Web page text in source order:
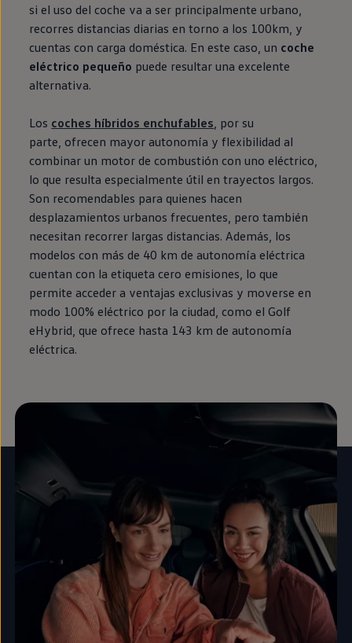
si el uso del coche va a ser principalmente urbano,
recorres distancias diarias en torno a los 100km, y
cuentas con carga doméstica. En este caso, un coche
eléctrico pequeño puede resultar una excelente
alternativa.
Los coches híbridos enchufables, por su
parte, ofrecen mayor autonomía y flexibilidad al
combinar un motor de combustión con uno eléctrico,
lo que resulta especialmente útil en trayectos largos.
Son recomendables para quienes hacen
desplazamientos urbanos frecuentes, pero también
necesitan recorrer largas distancias. Además, los
modelos con más de 40 km de autonomía eléctrica
cuentan con la etiqueta cero emisiones, lo que
permite acceder a ventajas exclusivas y moverse en
modo 100% eléctrico por la ciudad, como el Golf
eHybrid, que ofrece hasta 143 km de autonomía
eléctrica.